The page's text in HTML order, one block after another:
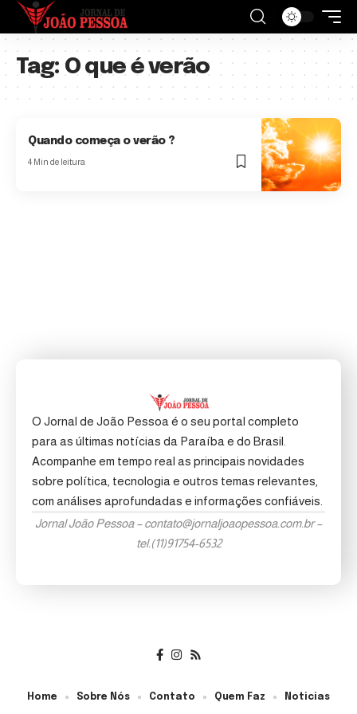
Tag: O que é verão
Quando começa o verão ?
4 Min de leitura
O Jornal de João Pessoa é o seu portal completo
para as últimas notícias da Paraíba e do Brasil.
Acompanhe em tempo real as principais novidades
sobre política, tecnologia e outros temas relevantes,
com análises aprofundadas e informações confiáveis.
Jornal João Pessoa –contato@jornaljoaopessoa.com.br–
tel.(11)91754-6532
Home Sobre Nós Contato Quem Faz Noticias